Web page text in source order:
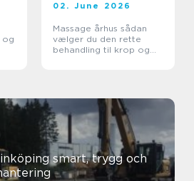
og
02. June 2026
Massage århus sådan
vælger du den rette
behandling til krop og
trygg och